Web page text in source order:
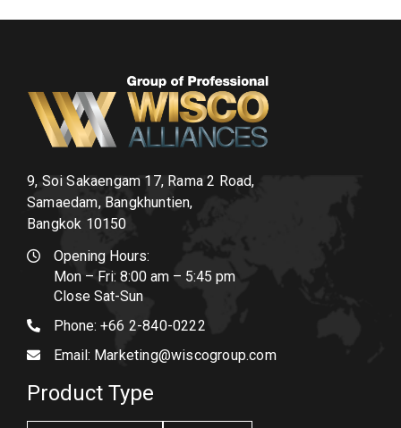
9, Soi Sakaengam 17, Rama 2 Road,
Samaedam, Bangkhuntien,
Bangkok 10150
Opening Hours:
Mon – Fri: 8:00 am – 5:45 pm
Close Sat-Sun
Phone: +66 2-840-0222
Email: Marketing@wiscogroup.com
Product Type